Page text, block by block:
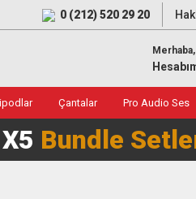
0 (212) 520 29 20
Çantalar Pro Audio Ses
Bundle